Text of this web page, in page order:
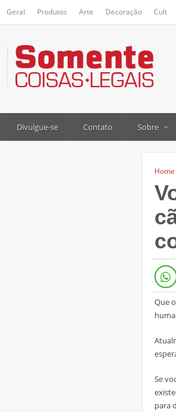
Geral Produtos Arte Decoração Cult
Divulgue-se Contato Sobre
Home
Que
Se
para